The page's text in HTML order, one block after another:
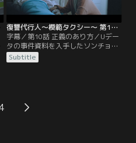
復讐代行人～模範タクシー～ 第10話／字幕
字幕／第10話 正義のあり方／Uデー
タの事件資料を入手したソンチョル
はそれをドギに手渡す。会社でパワ
ハラを受けたソ・ヨンミンの事情聴
Subtitle